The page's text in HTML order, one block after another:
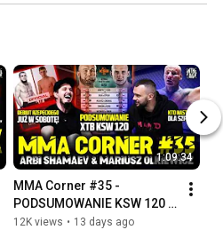
1:09:34
MMA Corner #35 -
PODSUMOWANIE KSW 120 |
SZPILKA vs DE FRIES?
12K views • 13 days ago